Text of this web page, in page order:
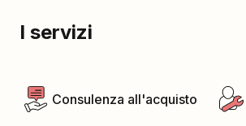
I servizi
Consulenza all'acquisto